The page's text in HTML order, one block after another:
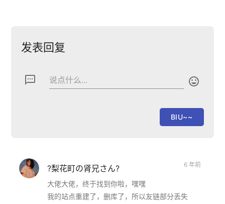
发表回复
textsms 说点什么... 
?梨花町の肾兄さん?
大佬大佬，终于找到你啦，嘿嘿
我的站点重建了，删库了，所以友链部分丢失
6 年前